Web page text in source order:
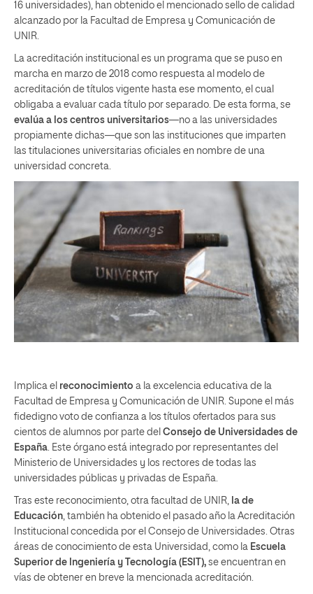
16 universidades), han obtenido el mencionado sello de calidad
alcanzado por la Facultad de Empresa y Comunicación de
UNIR.
La acreditación institucional es un programa que se puso en
marcha en marzo de 2018 como respuesta al modelo de
acreditación de títulos vigente hasta ese momento, el cual
obligaba a evaluar cada título por separado. De esta forma, se
evalúa a los centros universitarios—no a las universidades
propiamente dichas—que son las instituciones que imparten
las titulaciones universitarias oficiales en nombre de una
universidad concreta.
Implica el reconocimiento a la excelencia educativa de la
Facultad de Empresa y Comunicación de UNIR. Supone el más
fidedigno voto de confianza a los títulos ofertados para sus
cientos de alumnos por parte del Consejo de Universidades de
España . Este órgano está integrado por representantes del
Ministerio de Universidades y los rectores de todas las
universidades públicas y privadas de España.
Tras este reconocimiento, otra facultad de UNIR,
la de
Educación , también ha obtenido el pasado año la Acreditación
Institucional concedida por el Consejo de Universidades. Otras
áreas de conocimiento de esta Universidad, como la Escuela
Superior de Ingeniería y Tecnología (ESIT), se encuentran en
vías de obtener en breve la mencionada acreditación.